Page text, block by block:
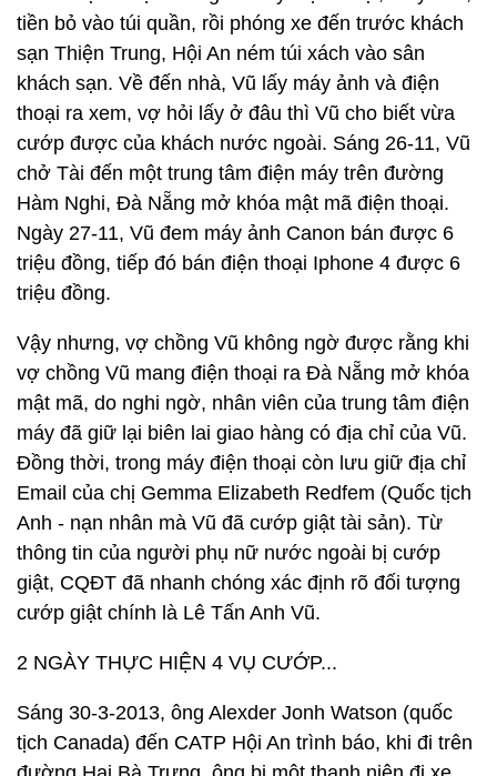
tiền bỏ vào túi quần, rồi phóng xe đến trước khách
sạn Thiện Trung, Hội An ném túi xách vào sân
khách sạn. Về đến nhà, Vũ lấy máy ảnh và điện
thoại ra xem, vợ hỏi lấy ở đâu thì Vũ cho biết vừa
cướp được của khách nước ngoài. Sáng 26-11, Vũ
chở Tài đến một trung tâm điện máy trên đường
Hàm Nghi, Đà Nẵng mở khóa mật mã điện thoại.
Ngày 27-11, Vũ đem máy ảnh Canon bán được 6
triệu đồng, tiếp đó bán điện thoại Iphone 4 được 6
triệu đồng.
Vậy nhưng, vợ chồng Vũ không ngờ được rằng khi
vợ chồng Vũ mang điện thoại ra Đà Nẵng mở khóa
mật mã, do nghi ngờ, nhân viên của trung tâm điện
máy đã giữ lại biên lai giao hàng có địa chỉ của Vũ.
Đồng thời, trong máy điện thoại còn lưu giữ địa chỉ
Email của chị Gemma Elizabeth Redfem (Quốc tịch
Anh - nạn nhân mà Vũ đã cướp giật tài sản). Từ
thông tin của người phụ nữ nước ngoài bị cướp
giật, CQĐT đã nhanh chóng xác định rõ đối tượng
cướp giật chính là Lê Tấn Anh Vũ.
2 NGÀY THỰC HIỆN 4 VỤ CƯỚP...
Sáng 30-3-2013, ông Alexder Jonh Watson (quốc
tịch Canada) đến CATP Hội An trình báo, khi đi trên